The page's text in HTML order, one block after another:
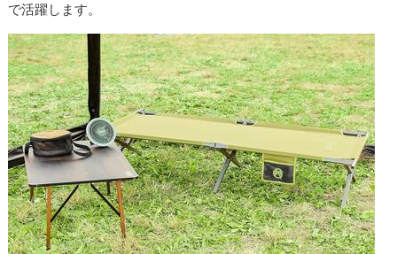
で活躍します。